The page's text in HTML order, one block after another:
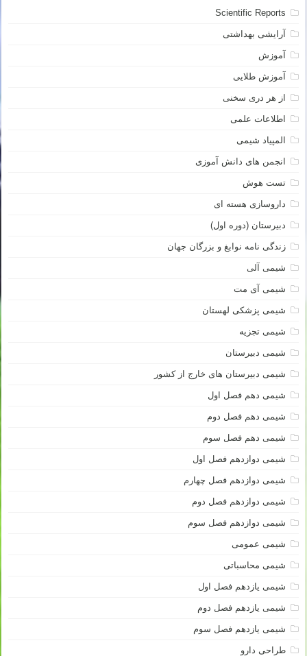
Scientific Reports
آرایشی بهداشتی
آموزش
آموزش طلایی
از هر دری سخنی
اطلاعات علمی
المپیاد شیمی
انجمن های دانش آموزی
تست هوش
داروسازی هسته ای
دبیرستان (دوره اول)
زندگی نامه نوابغ و بزرگان جهان
شیمی آلی
شیمی آی مت
شیمی پزشکی لهستان
شیمی تجزیه
شیمی دبیرستان
شیمی دبیرستان های خارج از کشور
شیمی دهم فصل اول
شیمی دهم فصل دوم
شیمی دهم فصل سوم
شیمی دوازدهم فصل اول
شیمی دوازدهم فصل چهارم
شیمی دوازدهم فصل دوم
شیمی دوازدهم فصل سوم
شیمی عمومی
شیمی محاسباتی
شیمی یازدهم فصل اول
شیمی یازدهم فصل دوم
شیمی یازدهم فصل سوم
طراحی دارو